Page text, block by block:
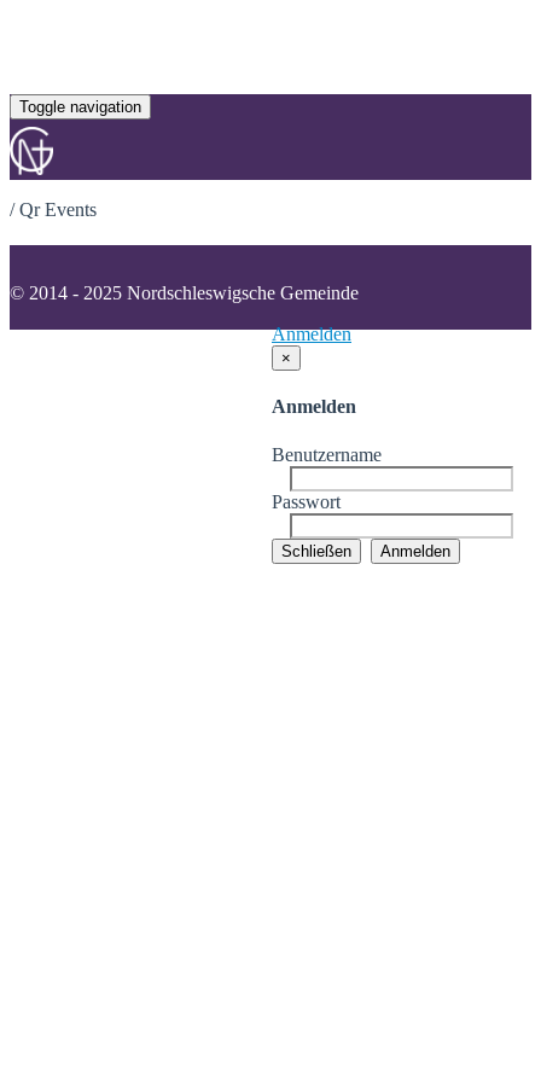
Toggle navigation
/Qr Events
© 2014 - 2025 Nordschleswigsche Gemeinde
Anmelden
×
Anmelden
Benutzername
Passwort
Schließen